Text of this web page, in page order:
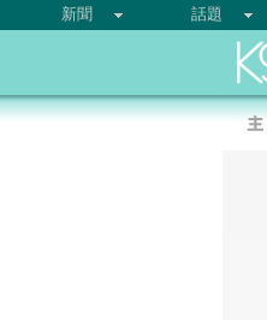
新聞 話題